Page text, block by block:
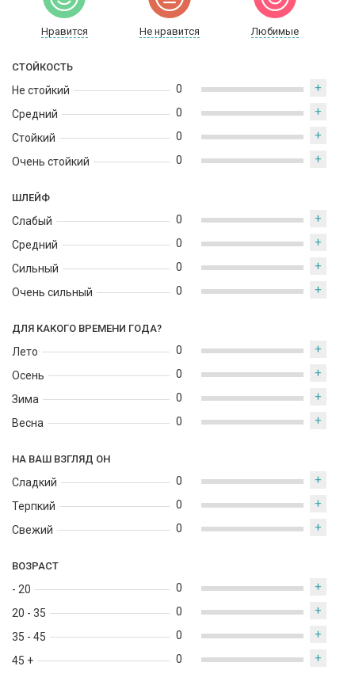
Нравится Не нравится Любимые
СТОЙКОСТЬ
Не стойкий
Средний
Стойкий
Очень стойкий
0 +
0 +
0 +
0 +
ШЛЕЙФ
Слабый
Средний
Сильный
Очень сильный
0 +
0 +
0 +
0 +
ДЛЯ КАКОГО ВРЕМЕНИ ГОДА?
Лето
Осень
Зима
Весна
0 +
0 +
0 +
0 +
НА ВАШ ВЗГЛЯД ОН
Сладкий
Терпкий
Свежий
0 +
0 +
0 +
ВОЗРАСТ
- 20
20 - 35
35 - 45
45 +
0 +
0 +
0 +
0 +